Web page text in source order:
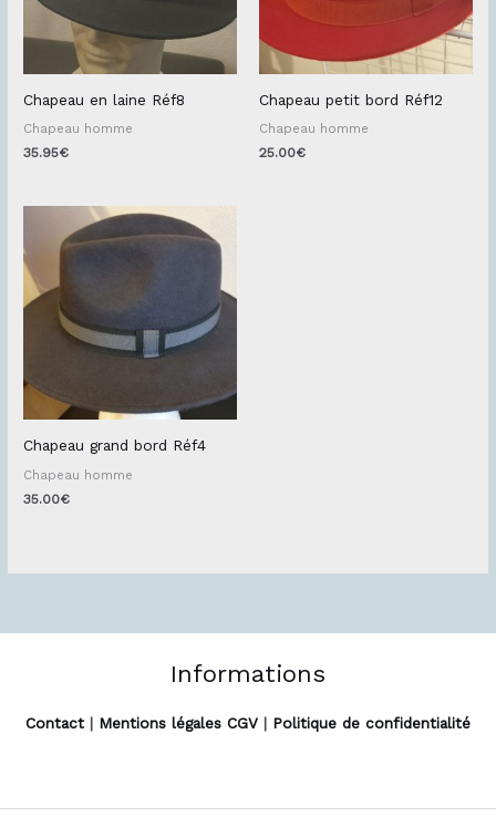
Chapeau en laine Réf8
Chapeau homme
35.95€
Chapeau petit bord Réf12
Chapeau homme
25.00€
Chapeau grand bord Réf4
Chapeau homme
35.00€
Informations
Contact | Mentions légales CGV | Politique de confidentialité